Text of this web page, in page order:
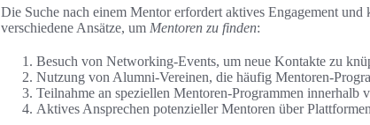
Die Suche nach einem Mentor erfordert aktives Engagement
verschiedene Ansätze, um Mentoren zu finden:
Besuch von Networking-Events, um neue Kontakte zu
Nutzung von Alumni-Vereinen, die häufig Mentoren-
Teilnahme an speziellen Mentoren-Programmen innerhalb
Aktives Ansprechen potenzieller Mentoren über